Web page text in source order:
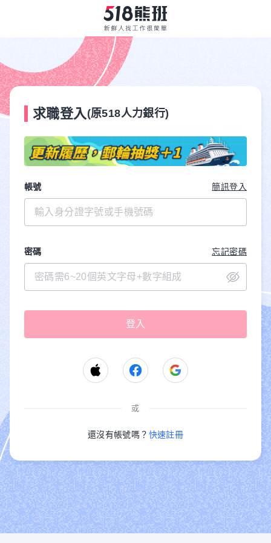
求職登入 (原518人力銀行)
帳號 簡訊登入
密碼 忘記密碼
或
還沒有帳號嗎？ 快速註冊